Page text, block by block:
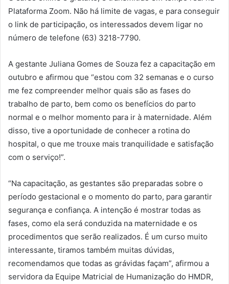
Plataforma Zoom. Não há limite de vagas, e para conseguir
o link de participação, os interessados devem ligar no
número de telefone (63) 3218-7790.
A gestante Juliana Gomes de Souza fez a capacitação em
outubro e afirmou que “estou com 32 semanas e o curso
me fez compreender melhor quais são as fases do
trabalho de parto, bem como os benefícios do parto
normal e o melhor momento para ir à maternidade. Além
disso, tive a oportunidade de conhecer a rotina do
hospital, o que me trouxe mais tranquilidade e satisfação
com o serviço!”.
“Na capacitação, as gestantes são preparadas sobre o
período gestacional e o momento do parto, para garantir
segurança e confiança. A intenção é mostrar todas as
fases, como ela será conduzida na maternidade e os
procedimentos que serão realizados. É um curso muito
interessante, tiramos também muitas dúvidas,
recomendamos que todas as grávidas façam”, afirmou a
servidora da Equipe Matricial de Humanização do HMDR,